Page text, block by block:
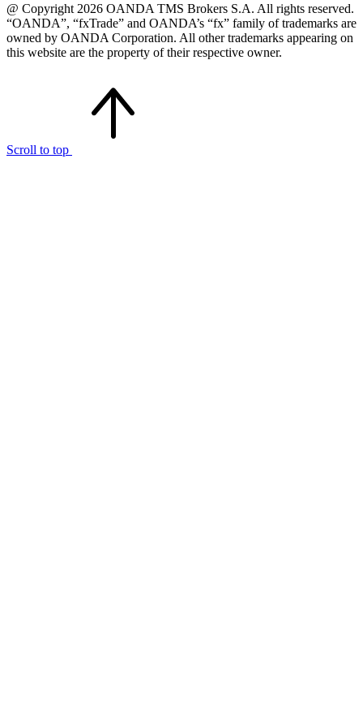
@ Copyright 2026 OANDA TMS Brokers S.A. All rights reserved.
“OANDA”, “fxTrade” and OANDA’s “fx” family of trademarks are
owned by OANDA Corporation. All other trademarks appearing on
this website are the property of their respective owner.
Scroll to top